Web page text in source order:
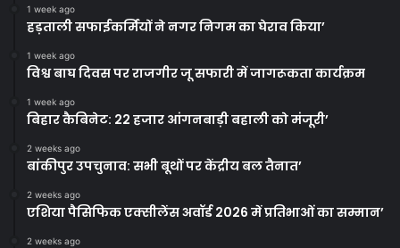
1 week ago
हड़ताली सफाईकर्मियों ने नगर निगम का घेराव किया’
1 week ago
विश्व बाघ दिवस पर राजगीर जू सफारी में जागरूकता कार्यक्रम
1 week ago
बिहार कैबिनेट: 22 हजार आंगनबाड़ी बहाली को मंजूरी’
2 weeks ago
बांकीपुर उपचुनाव: सभी बूथों पर केंद्रीय बल तैनात’
2 weeks ago
एशिया पैसिफिक एक्सीलेंस अवॉर्ड 2026 में प्रतिभाओं का सम्मान’
2 weeks ago